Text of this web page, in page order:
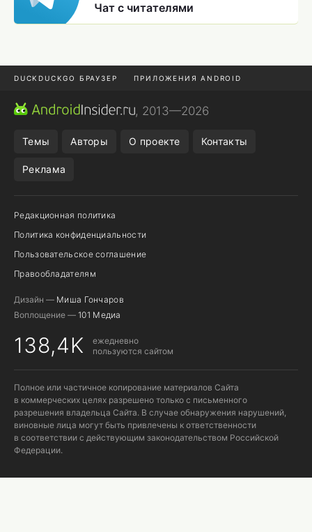
Чат с читателями
DUCKDUCKGO БРАУЗЕР ПРИЛОЖЕНИЯ ANDROID
CHROME БРАУЗЕР
, 2013—2026
Темы Авторы О проекте Контакты
Реклама
Редакционная политика
Политика конфиденциальности
Пользовательское соглашение
Правообладателям
Дизайн — Миша Гончаров
Воплощение — 101 Медиа
138,4K
ежедневно
пользуются сайтом
Полное или частичное копирование материалов Сайта
в коммерческих целях разрешено только с письменного
разрешения владельца Сайта. В случае обнаружения нарушений,
виновные лица могут быть привлечены к ответственности
в соответствии с действующим законодательством Российской
Федерации.